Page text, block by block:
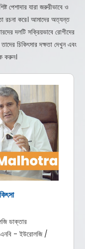
যারা জরুরীভাবে ও
রচনা করে। আমাদের অত্যন্ত
দলটি সক্রিয়ভাবে রোগীদের
চিকিৎসার দক্ষতা দেখুন এবং
করুন।